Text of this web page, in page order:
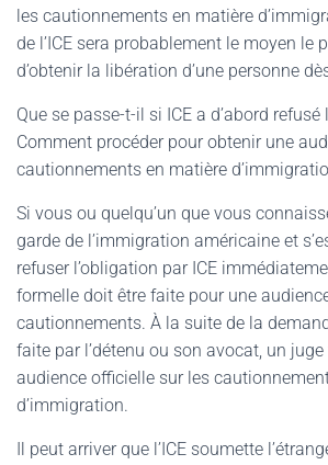
les cautionnements en matière
de l’ICE sera probablement le moyen le
d’obtenir la libération d’une personne
Que se passe-t-il si ICE a d’abord
Comment procéder pour obtenir une
cautionnements en matière
Si vous ou quelqu’un que vous
garde de l’immigration américaine et
refuser l’obligation par ICE
formelle doit être faite pour une
cautionnements. À la suite de la
faite par l’détenu ou son avocat, un
audience officielle sur les
d’immigration.
Il peut arriver que l’ICE soumette